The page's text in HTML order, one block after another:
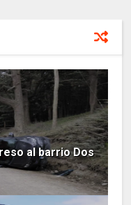
al barrio Dos